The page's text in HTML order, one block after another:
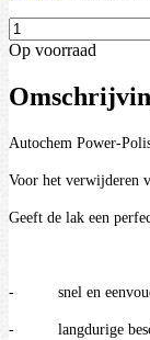
Op voorraad
Autochem Power-
Voor het verwijderen
Geeft de lak een
- snel en
- langdurige